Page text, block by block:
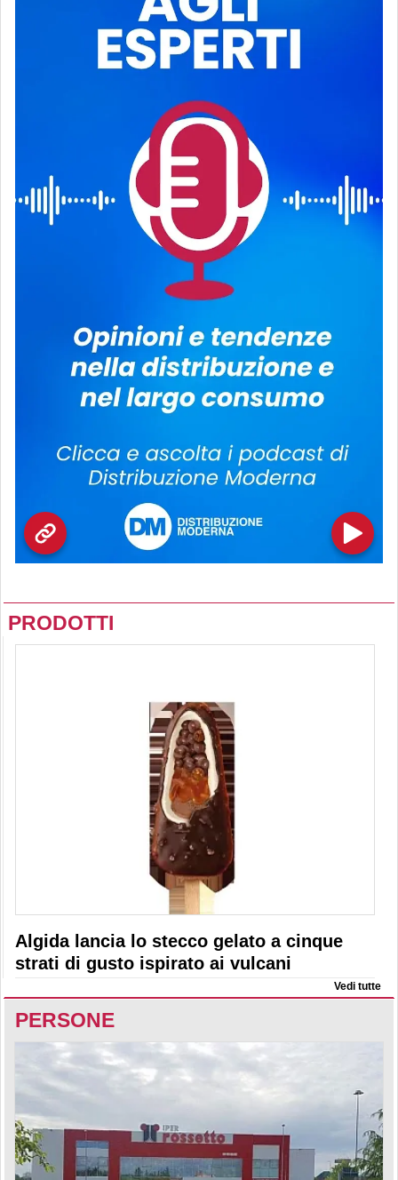
PRODOTTI
Algida lancia lo stecco gelato a cinque
strati di gusto ispirato ai vulcani
Vedi tutte
PERSONE